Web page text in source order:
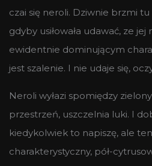
czai się neroli. Dziwnie brzmi
gdyby usiłowała udawać, ze
ewidentnie dominującym
jest szalenie. I nie udaje się,
Neroli wyłazi spomiędzy
przestrzeń, uszczelnia luki. I
kiedykolwiek to napiszę, ale
charakterystyczny, pół-